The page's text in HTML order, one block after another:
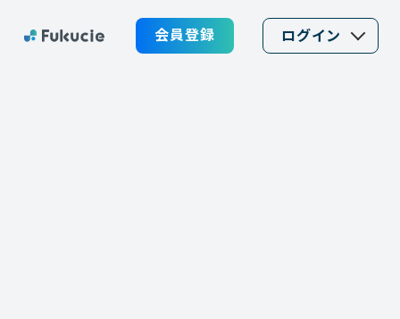
会員登録 ログイン